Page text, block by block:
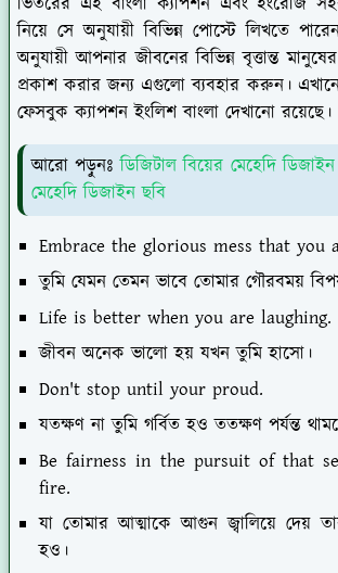
নিয়ে সে অনুযায়ী বিভিন্ন পোস্টে লিখতে
অনুযায়ী আপনার জীবনের বিভিন্ন বৃত্তান্ত
প্রকাশ করার জন্য এগুলো ব্যবহার করুন। এখানে
ফেসবুক ক্যাপশন ইংলিশ বাংলা দেখানো রয়েছে।
আরো পড়ুনঃডিজিটাল বিয়ের মেহেদি
মেহেদি ডিজাইন ছবি
Embrace the glorious mess that you
তুমি যেমন তেমন ভাবে তোমার গৌরবময়
Life is better when you are laughing.
জীবন অনেক ভালো হয় যখন তুমি হাসো।
Don't stop until your proud.
যতক্ষণ না তুমি গর্বিত হও ততক্ষণ পর্যন্ত
Be fairness in the pursuit of that
fire.
যা তোমার আত্মাকে আগুন জ্বালিয়ে দেয়
হও।